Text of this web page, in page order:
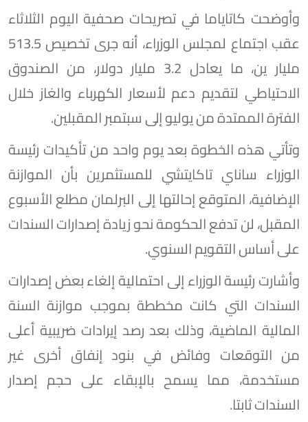
وأوضحت كاتاياما في تصريحات صحفية اليوم الثلاثاء
عقب اجتماع لمجلس الوزراء، أنه جرى تخصيص 513.5
مليار ين، ما يعادل 3.2 مليار دولار، من الصندوق
الاحتياطي لتقديم دعم لأسعار الكهرباء والغاز خلال
الفترة الممتدة من يوليو إلى سبتمبر المقبلين.
وتأتي هذه الخطوة بعد يوم واحد من تأكيدات رئيسة
الوزراء ساناي تاكايتشي للمستثمرين بأن الموازنة
الإضافية، المتوقع إحالتها إلى البرلمان مطلع الأسبوع
المقبل، لن تدفع الحكومة نحو زيادة إصدارات السندات
على أساس التقويم السنوي.
وأشارت رئيسة الوزراء إلى احتمالية إلغاء بعض إصدارات
السندات التي كانت مخططة بموجب موازنة السنة
المالية الماضية، وذلك بعد رصد إيرادات ضريبية أعلى
من التوقعات وفائض في بنود إنفاق أخرى غير
مستخدمة، مما يسمح بالإبقاء على حجم إصدار
السندات ثابتا.